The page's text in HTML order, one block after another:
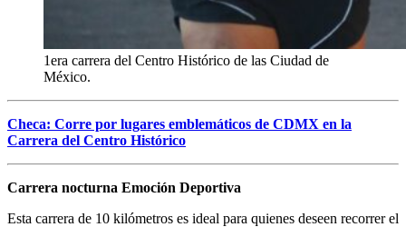
1era carrera del Centro Histórico de las Ciudad de
México.
Checa: Corre por lugares emblemáticos de CDMX en la
Carrera del Centro Histórico
Carrera nocturna Emoción Deportiva
Esta carrera de 10 kilómetros es ideal para quienes deseen recorrer el